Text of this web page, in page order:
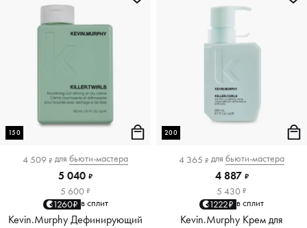
150
4 509 ₽ для бьюти-мастера
5 040 ₽
5 600 ₽
1260₽ в сплит
Kevin.Murphy Дефинирующий
200
4 365 ₽ для бьюти-мастера
4 887 ₽
5 430 ₽
1222₽ в сплит
Kevin.Murphy Крем для